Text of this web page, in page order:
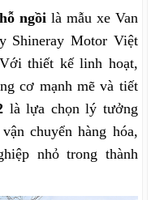
ngồilà mẫu xe Van
Shineray Motor Việt
Với thiết kế linh hoạt,
cơ mạnh mẽ và tiết
là lựa chọn lý tưởng
chuyển hàng hóa,
nhỏ trong thành